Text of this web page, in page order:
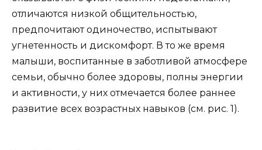
отличаются низкой общительностью,
предпочитают одиночество, испытывают
угнетенность и дискомфорт. В то же время
малыши, воспитанные в заботливой атмосфере
семьи, обычно более здоровы, полны энергии
и активности, у них отмечается более раннее
развитие всех возрастных навыков (см. рис. 1).